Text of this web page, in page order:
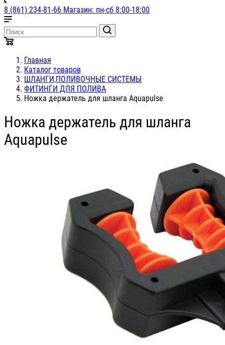
8 (861) 234-81-66 Магазин: пн-сб 8:00-18:00
Главная
Каталог товаров
ШЛАНГИ,ПОЛИВОЧНЫЕ СИСТЕМЫ
ФИТИНГИ ДЛЯ ПОЛИВА
Ножка держатель для шланга Aquapulse
Ножка держатель для шланга
Aquapulse